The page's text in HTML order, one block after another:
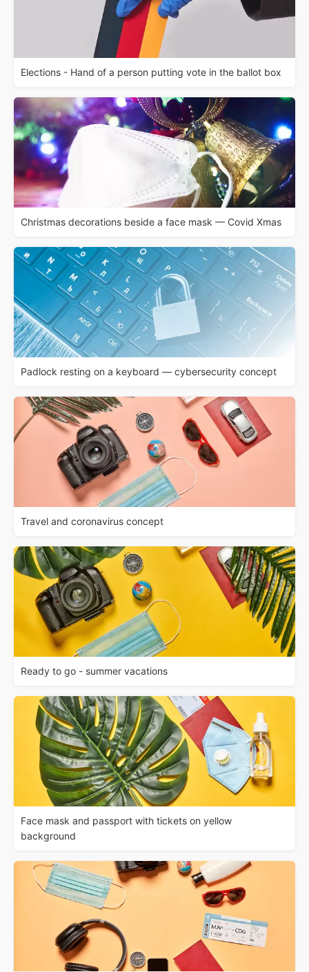
Elections - Hand of a person putting vote in the ballot box
Christmas decorations beside a face mask — Covid Xmas
Padlock resting on a keyboard — cybersecurity concept
Travel and coronavirus concept
Ready to go - summer vacations
Face mask and passport with tickets on yellow
background